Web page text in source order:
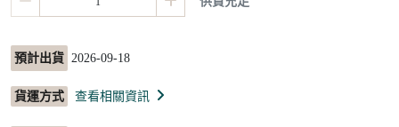
預計出貨 2026-09-18
貨運方式 查看相關資訊